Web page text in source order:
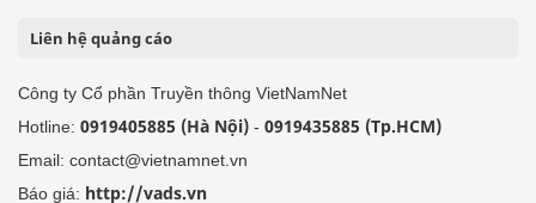
Liên hệ quảng cáo
Công ty Cổ phần Truyền thông VietNamNet
Hotline: 0919405885 (Hà Nội) - 0919435885 (Tp.HCM)
Email: contact@vietnamnet.vn
Báo giá: http://vads.vn